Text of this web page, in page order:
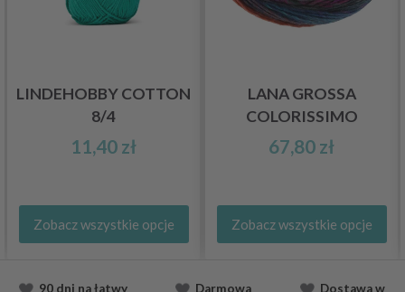
LINDEHOBBY COTTON
8/4
11,40 zł
Zobacz wszystkie opcje
LANA GROSSA
COLORISSIMO
67,80 zł
Zobacz wszystkie opcje
90 dni na łatwy
Darmowa
Dostawaw